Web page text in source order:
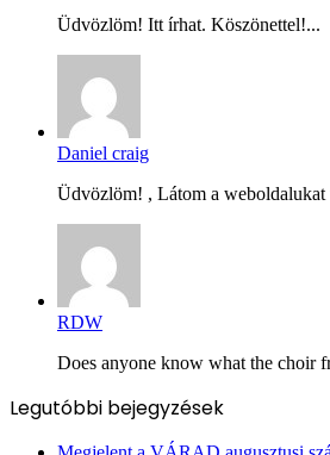
Üdvözlöm! Itt írhat. Köszönettel!...
Daniel craig
Üdvözlöm! , Látom a
RDW
Does anyone know what the choir
Legutóbbi bejegyzések